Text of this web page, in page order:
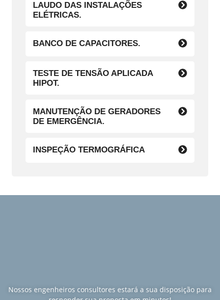
LAUDO DAS INSTALAÇÕES
ELÉTRICAS.
BANCO DE CAPACITORES.
TESTE DE TENSÃO APLICADA
HIPOT.
MANUTENÇÃO DE GERADORES
DE EMERGÊNCIA.
INSPEÇÃO TERMOGRÁFICA
Nossos engenheiros consultores estará a sua disposição para